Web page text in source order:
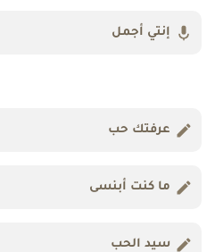
إنتي أجمل
عرفتك حب
ما كنت أبنسى
سيد الحب